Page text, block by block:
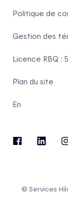
Politique de
Gestion des
Licence RBQ :
Plan du site
En
© Services